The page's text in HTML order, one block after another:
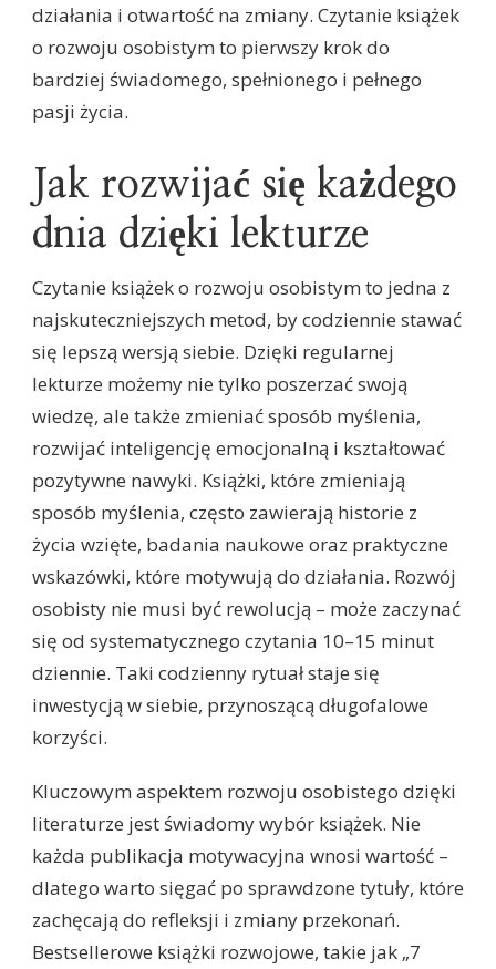
działania i otwartość na zmiany. Czytanie książek
o rozwoju osobistym to pierwszy krok do
bardziej świadomego, spełnionego i pełnego
pasji życia.
Jak rozwijać się każdego
dnia dzięki lekturze
Czytanie książek o rozwoju osobistym to jedna z
najskuteczniejszych metod, by codziennie stawać
się lepszą wersją siebie. Dzięki regularnej
lekturze możemy nie tylko poszerzać swoją
wiedzę, ale także zmieniać sposób myślenia,
rozwijać inteligencję emocjonalną i kształtować
pozytywne nawyki. Książki, które zmieniają
sposób myślenia, często zawierają historie z
życia wzięte, badania naukowe oraz praktyczne
wskazówki, które motywują do działania. Rozwój
osobisty nie musi być rewolucją – może zaczynać
się od systematycznego czytania 10–15 minut
dziennie. Taki codzienny rytuał staje się
inwestycją w siebie, przynoszącą długofalowe
korzyści.
Kluczowym aspektem rozwoju osobistego dzięki
literaturze jest świadomy wybór książek. Nie
każda publikacja motywacyjna wnosi wartość –
dlatego warto sięgać po sprawdzone tytuły, które
zachęcają do refleksji i zmiany przekonań.
Bestsellerowe książki rozwojowe, takie jak „7